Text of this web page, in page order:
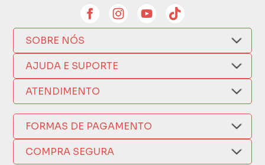
SOBRE NÓS
Quem Somos
Compra Segura
Como Comprar
Nossas Lojas
Política de Privacidade
AJUDA E SUPORTE
Nosso Aplicativo
Trocas e Devoluções
Formas de Pagamento
Fretes e Entregas
Fabricantes
Termos de Compra e Venda
ATENDIMENTO
(17) 3209-9595
sacweb@lojaslivia.com.br
FORMAS DE PAGAMENTO
COMPRA SEGURA